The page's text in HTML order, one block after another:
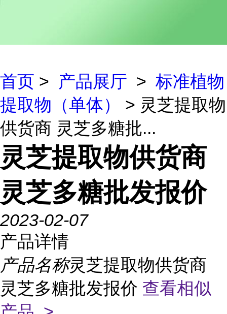
首页 > 产品展厅 > 标准植物
提取物（单体）
> 灵芝提取物
供货商 灵芝多糖批...
灵芝提取物供货商
灵芝多糖批发报价
2023-02-07
产品详情
产品名称灵芝提取物供货商
灵芝多糖批发报价 查看相似